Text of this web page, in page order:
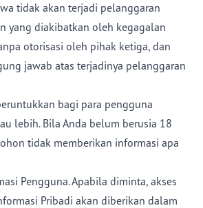
tidak akan terjadi pelanggaran
yang diakibatkan oleh kegagalan
otorisasi oleh pihak ketiga, dan
jawab atas terjadinya pelanggaran
bagi para pengguna
lebih. Bila Anda belum berusia 18
tidak memberikan informasi apa
Pengguna. Apabila diminta, akses
Pribadi akan diberikan dalam